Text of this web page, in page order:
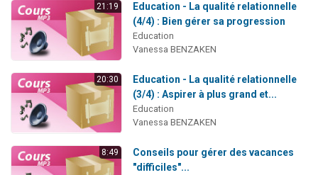
21:19
Education - La qualité relationnelle
(4/4) : Bien gérer sa progression
Education
Vanessa BENZAKEN
20:30
Education - La qualité relationnelle
(3/4) : Aspirer à plus grand et...
Education
Vanessa BENZAKEN
8:49
Conseils pour gérer des vacances
"difficiles"...